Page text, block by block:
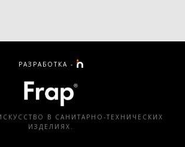
РАЗРАБОТКА -
В САНИТАРНО-ТЕХНИЧЕСКИХ
ИЗДЕЛИЯХ.